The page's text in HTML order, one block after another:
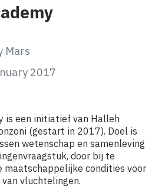
Mars
2017
is een initiatief van Halleh
(gestart in 2017). Doel is
wetenschap en samenleving
door bij te
maatschappelijke condities voor
vluchtelingen.